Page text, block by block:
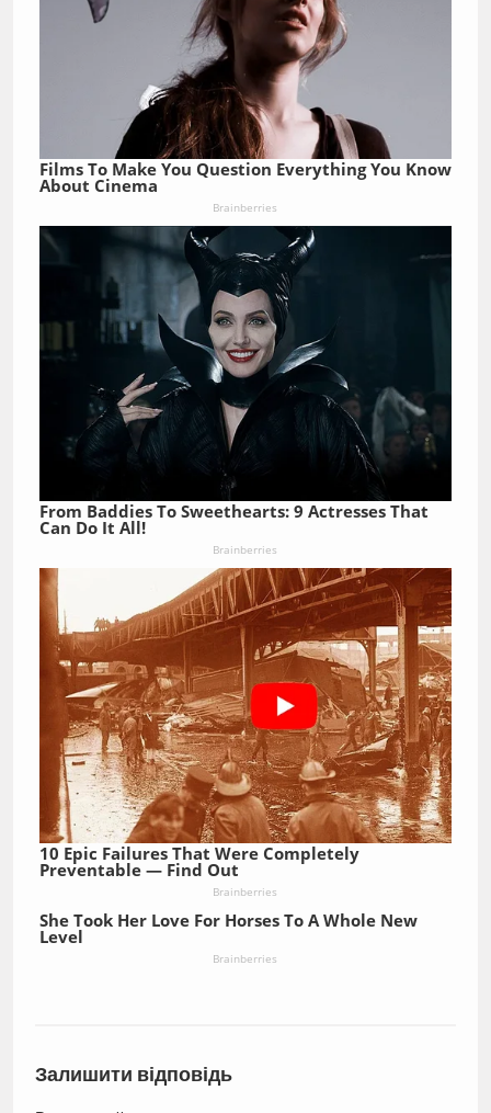
Films To Make You Question Everything You Know
About Cinema
Brainberries
From Baddies To Sweethearts: 9 Actresses That
Can Do It All!
Brainberries
10 Epic Failures That Were Completely
Preventable — Find Out
Brainberries
She Took Her Love For Horses To A Whole New
Level
Brainberries
Залишити відповідь